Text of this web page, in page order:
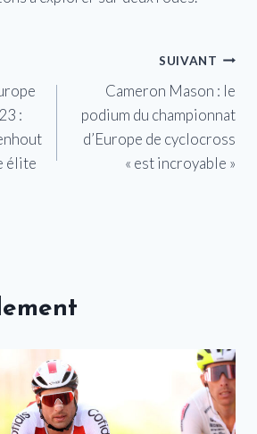
:
élite
SUIVANT
Cameron Mason : le
podium du championnat
d’Europe de cyclocross
« est incroyable »